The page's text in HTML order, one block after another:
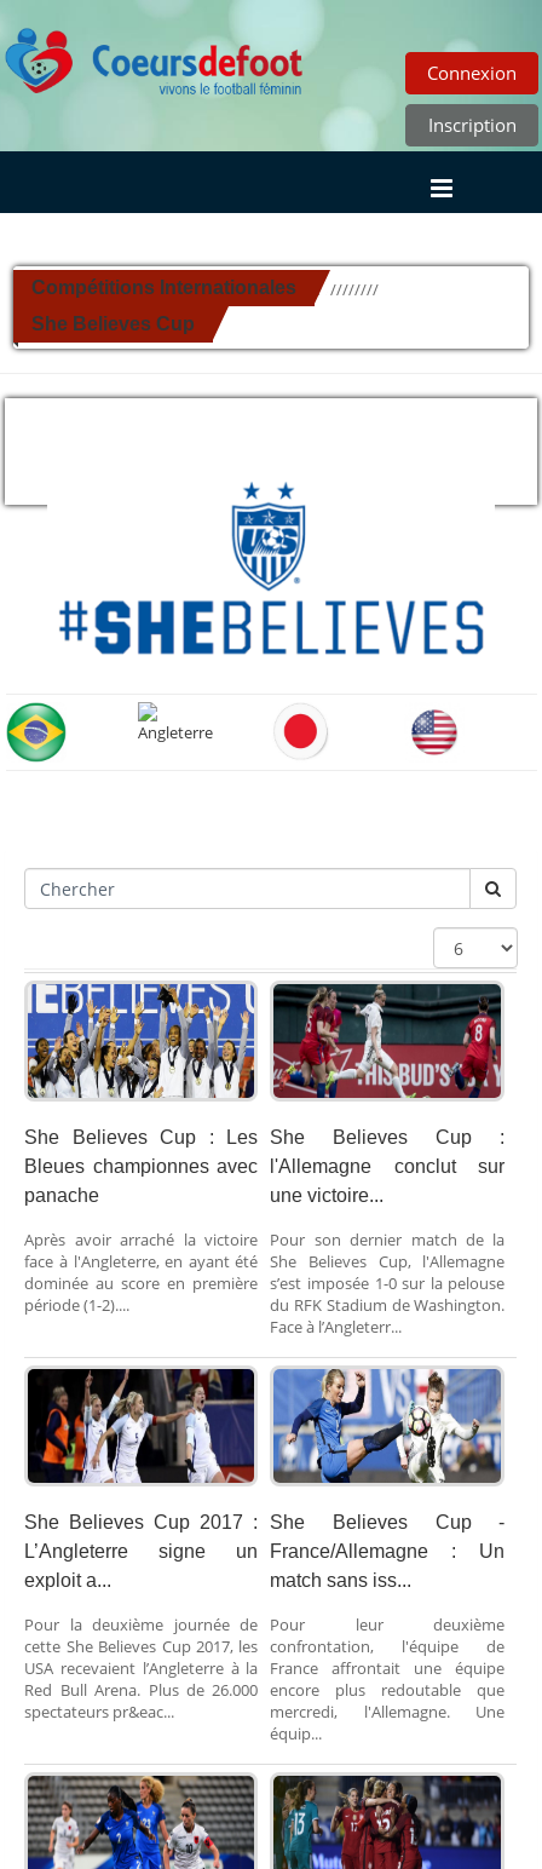
Connexion
Inscription
Compétitions Internationales //////////
She Believes Cup
She Believes Cup : Les
Bleues championnes avec
panache
Après avoir arraché la victoire
face à l'Angleterre, en ayant été
dominée au score en première
période (1-2)....
She Believes Cup :
l'Allemagne conclut sur
une victoire...
Pour son dernier match de la
She Believes Cup, l'Allemagne
s’est imposée 1-0 sur la pelouse
du RFK Stadium de Washington.
Face à l’Angleterr...
She Believes Cup 2017 :
L’Angleterre signe un
exploit a...
Pour la deuxième journée de
cette She Believes Cup 2017, les
USA recevaient l’Angleterre à la
Red Bull Arena. Plus de 26.000
spectateurs pr&eac...
She Believes Cup -
France/Allemagne : Un
match sans iss...
Pour leur deuxième
confrontation, l'équipe de
France affrontait une équipe
encore plus redoutable que
mercredi, l'Allemagne. Une
équip...